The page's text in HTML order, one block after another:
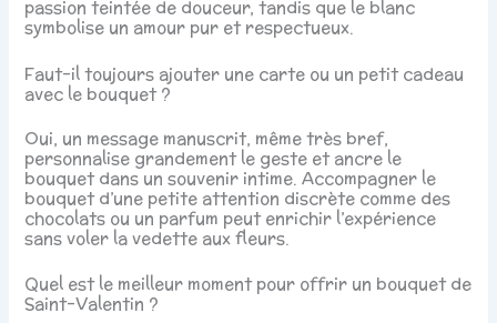
passion teintée de douceur, tandis que le blanc
symbolise un amour pur et respectueux.
Faut-il toujours ajouter une carte ou un petit cadeau
avec le bouquet ?
Oui, un message manuscrit, même très bref,
personnalise grandement le geste et ancre le
bouquet dans un souvenir intime. Accompagner le
bouquet d’une petite attention discrète comme des
chocolats ou un parfum peut enrichir l’expérience
sans voler la vedette aux fleurs.
Quel est le meilleur moment pour offrir un bouquet de
Saint-Valentin ?